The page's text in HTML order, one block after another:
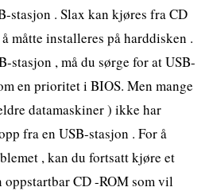
stasjon . Slax kan kjøres fra CD
måtte installeres på harddisken .
stasjon , må du sørge for at USB-
en prioritet i BIOS. Men mange
datamaskiner ) ikke har
fra en USB-stasjon . For å
, kan du fortsatt kjøre et
oppstartbar CD -ROM som vil